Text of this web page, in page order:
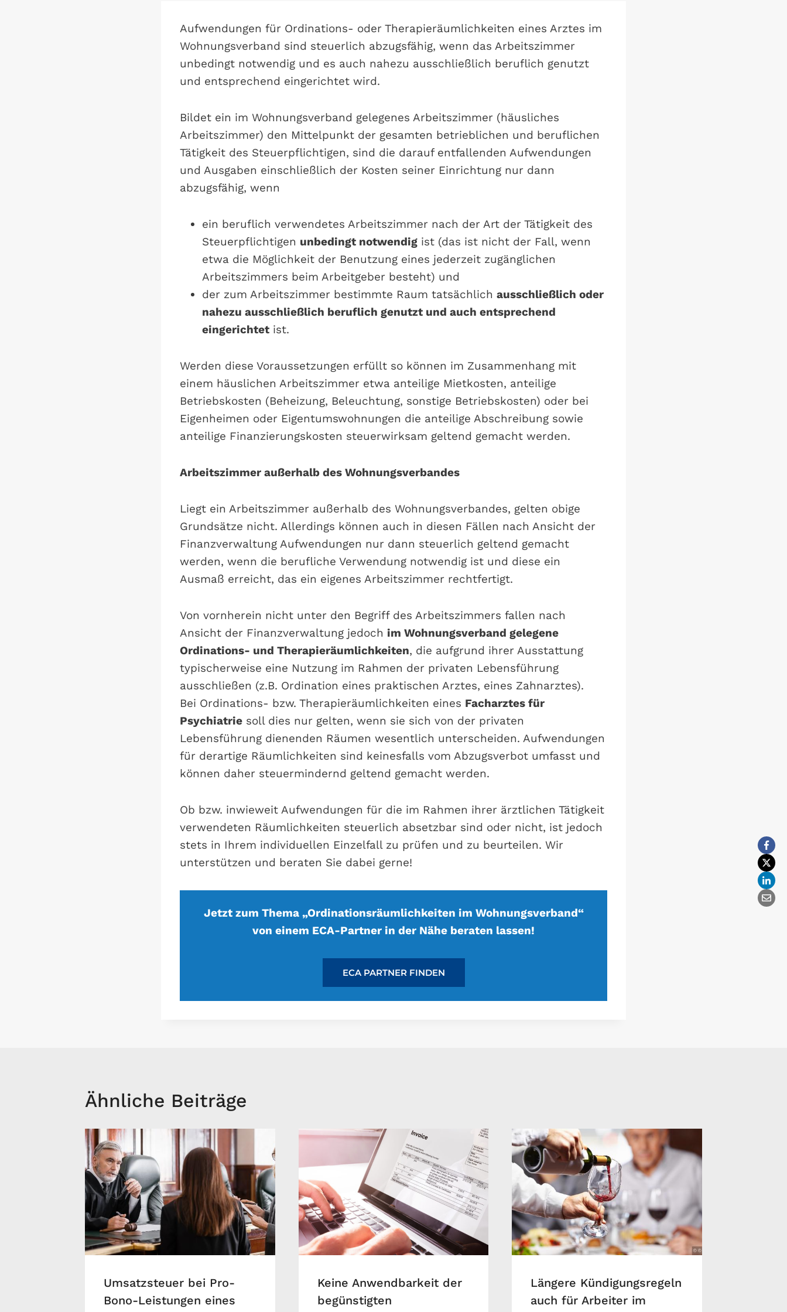
Aufwendungen für Ordinations- oder Therapieräumlichkeiten eines Arztes im
Wohnungsverband sind steuerlich abzugsfähig, wenn das Arbeitszimmer
unbedingt notwendig und es auch nahezu ausschließlich beruflich genutzt
und entsprechend eingerichtet wird.
Bildet ein im Wohnungsverband gelegenes Arbeitszimmer (häusliches
Arbeitszimmer) den Mittelpunkt der gesamten betrieblichen und beruflichen
Tätigkeit des Steuerpflichtigen, sind die darauf entfallenden Aufwendungen
und Ausgaben einschließlich der Kosten seiner Einrichtung nur dann
abzugsfähig, wenn
ein beruflich verwendetes Arbeitszimmer nach der Art der Tätigkeit des
Steuerpflichtigen unbedingt notwendig ist (das ist nicht der Fall, wenn
etwa die Möglichkeit der Benutzung eines jederzeit zugänglichen
Arbeitszimmers beim Arbeitgeber besteht) und
der zum Arbeitszimmer bestimmte Raum tatsächlich ausschließlich oder
nahezu ausschließlich beruflich genutzt und auch entsprechend
eingerichtet ist.
Werden diese Voraussetzungen erfüllt so können im Zusammenhang mit
einem häuslichen Arbeitszimmer etwa anteilige Mietkosten, anteilige
Betriebskosten (Beheizung, Beleuchtung, sonstige Betriebskosten) oder bei
Eigenheimen oder Eigentumswohnungen die anteilige Abschreibung sowie
anteilige Finanzierungskosten steuerwirksam geltend gemacht werden.
Arbeitszimmer außerhalb des Wohnungsverbandes
Liegt ein Arbeitszimmer außerhalb des Wohnungsverbandes, gelten obige
Grundsätze nicht. Allerdings können auch in diesen Fällen nach Ansicht der
Finanzverwaltung Aufwendungen nur dann steuerlich geltend gemacht
werden, wenn die berufliche Verwendung notwendig ist und diese ein
Ausmaß erreicht, das ein eigenes Arbeitszimmer rechtfertigt.
Von vornherein nicht unter den Begriff des Arbeitszimmers fallen nach
Ansicht der Finanzverwaltung jedoch im Wohnungsverband gelegene
Ordinations- und Therapieräumlichkeiten, die aufgrund ihrer Ausstattung
typischerweise eine Nutzung im Rahmen der privaten Lebensführung
ausschließen (z.B. Ordination eines praktischen Arztes, eines Zahnarztes).
Bei Ordinations- bzw. Therapieräumlichkeiten eines Facharztes für
Psychiatrie soll dies nur gelten, wenn sie sich von der privaten
Lebensführung dienenden Räumen wesentlich unterscheiden. Aufwendungen
für derartige Räumlichkeiten sind keinesfalls vom Abzugsverbot umfasst und
können daher steuermindernd geltend gemacht werden.
Ob bzw. inwieweit Aufwendungen für die im Rahmen ihrer ärztlichen Tätigkeit
verwendeten Räumlichkeiten steuerlich absetzbar sind oder nicht, ist jedoch
stets in Ihrem individuellen Einzelfall zu prüfen und zu beurteilen. Wir
unterstützen und beraten Sie dabei gerne!
Jetzt zum Thema „Ordinationsräumlichkeiten im Wohnungsverband“
von einem ECA-Partner in der Nähe beraten lassen!
ECA PARTNER FINDEN
Ähnliche Beiträge
Umsatzsteuer bei Pro-
Bono-Leistungen eines
Keine Anwendbarkeit der
begünstigten
Längere Kündigungsregeln
auch für Arbeiter im